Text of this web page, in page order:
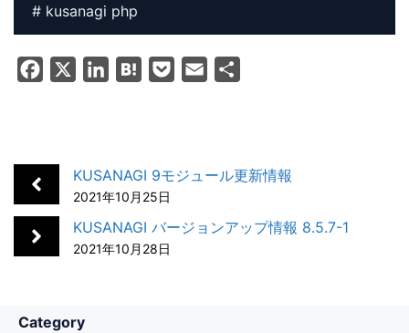
# kusanagi php
o
e
d
I
n
n
a
e
l
KUSANAGI 9モジュール更新情報
2021年10月25日
KUSANAGI バージョンアップ情報 8.5.7-1
2021年10月28日
Category